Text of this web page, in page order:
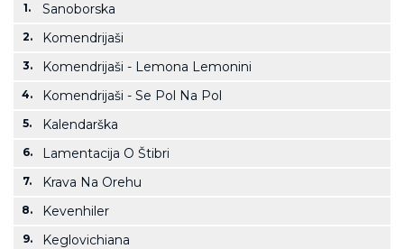
1. Sanoborska
2. Komendrijaši
3. Komendrijaši - Lemona Lemonini
4. Komendrijaši - Se Pol Na Pol
5. Kalendarška
6. Lamentacija O Štibri
7. Krava Na Orehu
8. Kevenhiler
9. Keglovichiana